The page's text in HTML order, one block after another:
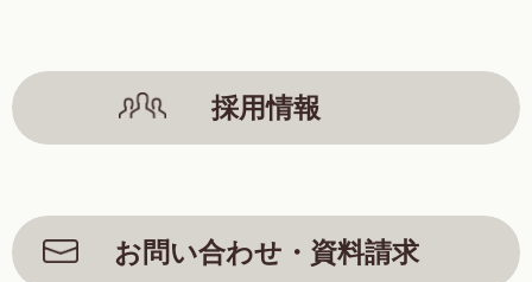
採用情報
お問い合わせ・資料請求